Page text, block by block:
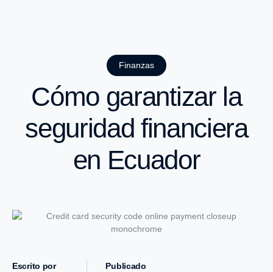
Finanzas
Cómo garantizar la
seguridad financiera
en Ecuador
Escrito por
Publicado